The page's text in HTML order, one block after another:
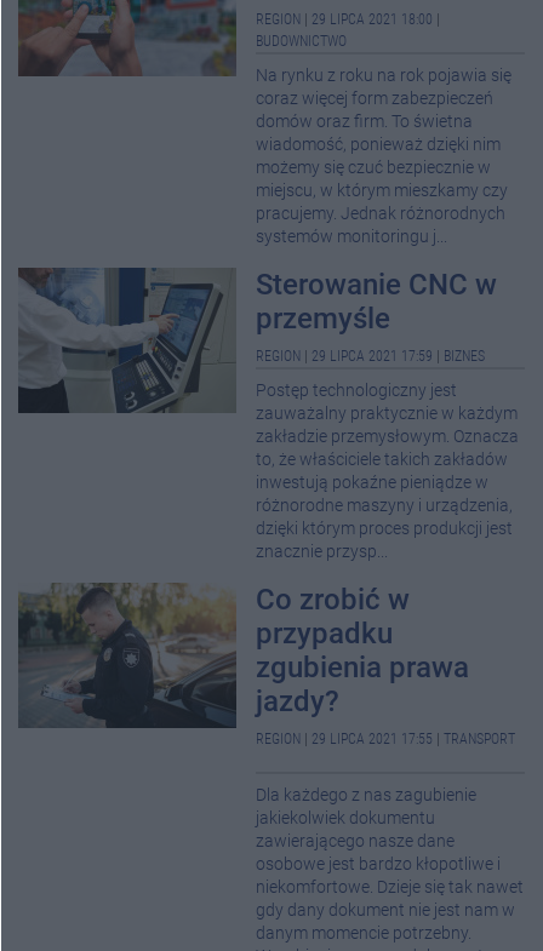
REGION 29 LIPCA 2021 18:00
BUDOWNICTWO
Na rynku z roku na rok pojawia się
coraz więcej form zabezpieczeń
domów oraz firm. To świetna
wiadomość, ponieważ dzięki nim
możemy się czuć bezpiecznie w
miejscu, w którym mieszkamy czy
pracujemy. Jednak różnorodnych
systemów monitoringu j...
Sterowanie CNC w
przemyśle
REGION 29 LIPCA 2021 17:59 BIZNES
Postęp technologiczny jest
zauważalny praktycznie w każdym
zakładzie przemysłowym. Oznacza
to, że właściciele takich zakładów
inwestują pokaźne pieniądze w
różnorodne maszyny i urządzenia,
dzięki którym proces produkcji jest
znacznie przysp...
Co zrobić w
przypadku
zgubienia prawa
jazdy?
REGION 29 LIPCA 2021 17:55 TRANSPORT
Dla każdego z nas zagubienie
jakiekolwiek dokumentu
zawierającego nasze dane
osobowe jest bardzo kłopotliwe i
niekomfortowe. Dzieje się tak nawet
gdy dany dokument nie jest nam w
danym momencie potrzebny.